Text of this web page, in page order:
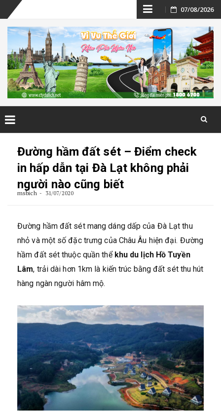
Skip
to
content
07/08/2026
Đường hầm đất sét – Điểm check
in hấp dẫn tại Đà Lạt không phải
người nào cũng biết
msbich 31/07/2020
Đường hầm đất sét mang dáng dấp của Đà Lạt thu
nhỏ và một số đặc trưng của Châu Âu hiện đại. Đường
hầm đất sét thuộc quần thể khu du lịch Hồ Tuyền
Lâm, trải dài hơn 1km là kiến trúc bằng đất sét thu hút
hàng ngàn người hâm mộ.